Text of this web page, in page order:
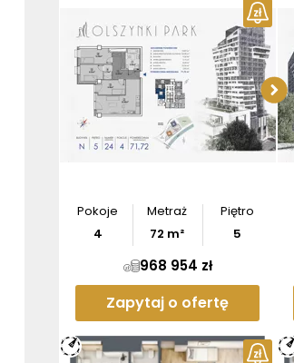
Pokoje
4
Metraż
72 m²
Piętro
5
968 954 zł
Zapytaj o ofertę